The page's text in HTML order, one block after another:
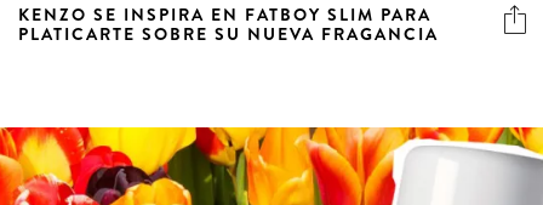
KENZO SE INSPIRA EN FATBOY SLIM PARA
PLATICARTE SOBRE SU NUEVA FRAGANCIA